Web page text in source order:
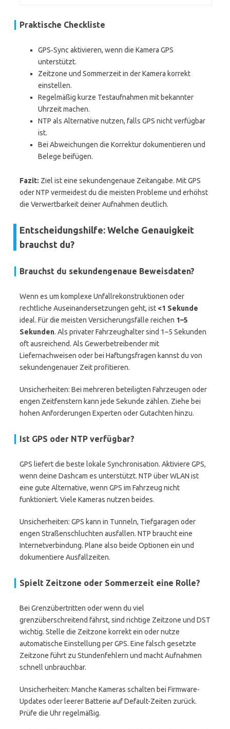
Praktische Checkliste
GPS‑Sync aktivieren, wenn die Kamera GPS
unterstützt.
Zeitzone und Sommerzeit in der Kamera korrekt
einstellen.
Regelmäßig kurze Testaufnahmen mit bekannter
Uhrzeit machen.
NTP als Alternative nutzen, falls GPS nicht verfügbar
ist.
Bei Abweichungen die Korrektur dokumentieren und
Belege beifügen.
Fazit: Ziel ist eine sekundengenaue Zeitangabe. Mit GPS
oder NTP vermeidest du die meisten Probleme und erhöhst
die Verwertbarkeit deiner Aufnahmen deutlich.
Entscheidungshilfe: Welche Genauigkeit
brauchst du?
Brauchst du sekundengenaue Beweisdaten?
Wenn es um komplexe Unfallrekonstruktionen oder
rechtliche Auseinandersetzungen geht, ist <1 Sekunde
ideal. Für die meisten Versicherungsfälle reichen 1–5
Sekunden. Als privater Fahrzeughalter sind 1–5 Sekunden
oft ausreichend. Als Gewerbetreibender mit
Liefernachweisen oder bei Haftungsfragen kannst du von
sekundengenauer Zeit profitieren.
Unsicherheiten: Bei mehreren beteiligten Fahrzeugen oder
engen Zeitfenstern kann jede Sekunde zählen. Ziehe bei
hohen Anforderungen Experten oder Gutachten hinzu.
Ist GPS oder NTP verfügbar?
GPS liefert die beste lokale Synchronisation. Aktiviere GPS,
wenn deine Dashcam es unterstützt. NTP über WLAN ist
eine gute Alternative, wenn GPS im Fahrzeug nicht
funktioniert. Viele Kameras nutzen beides.
Unsicherheiten: GPS kann in Tunneln, Tiefgaragen oder
engen Straßenschluchten ausfallen. NTP braucht eine
Internetverbindung. Plane also beide Optionen ein und
dokumentiere Ausfallzeiten.
Spielt Zeitzone oder Sommerzeit eine Rolle?
Bei Grenzübertritten oder wenn du viel
grenzüberschreitend fährst, sind richtige Zeitzone und DST
wichtig. Stelle die Zeitzone korrekt ein oder nutze
automatische Einstellung per GPS. Eine falsch gesetzte
Zeitzone führt zu Stundenfehlern und macht Aufnahmen
schnell unbrauchbar.
Unsicherheiten: Manche Kameras schalten bei Firmware-
Updates oder leerer Batterie auf Default-Zeiten zurück.
Prüfe die Uhr regelmäßig.